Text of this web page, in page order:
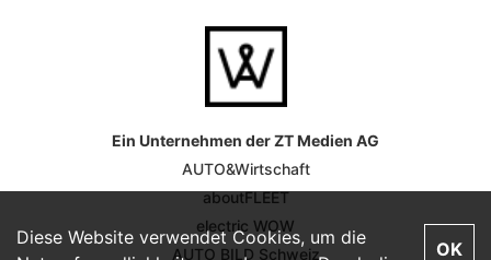
Diese Website verwendet Cookies, um die
OK
Ein Unternehmen der ZT Medien AG
AUTO&Wirtschaft
aboutFLEET
electric WOW
AUTO BILD Schweiz